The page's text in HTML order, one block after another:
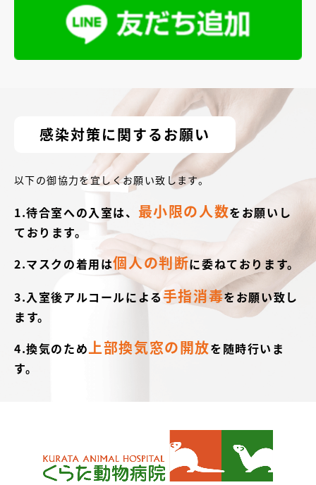
感染対策に関するお願い
以下の御協力を宜しくお願い致します。
1.待合室への入室は、 最小限の人数をお願いし
ております。
2.マスクの着用は個人の判断に委ねております。
3.入室後アルコールによる手指消毒をお願い致し
ます。
4.換気のため上部換気窓の開放を随時行いま
す。